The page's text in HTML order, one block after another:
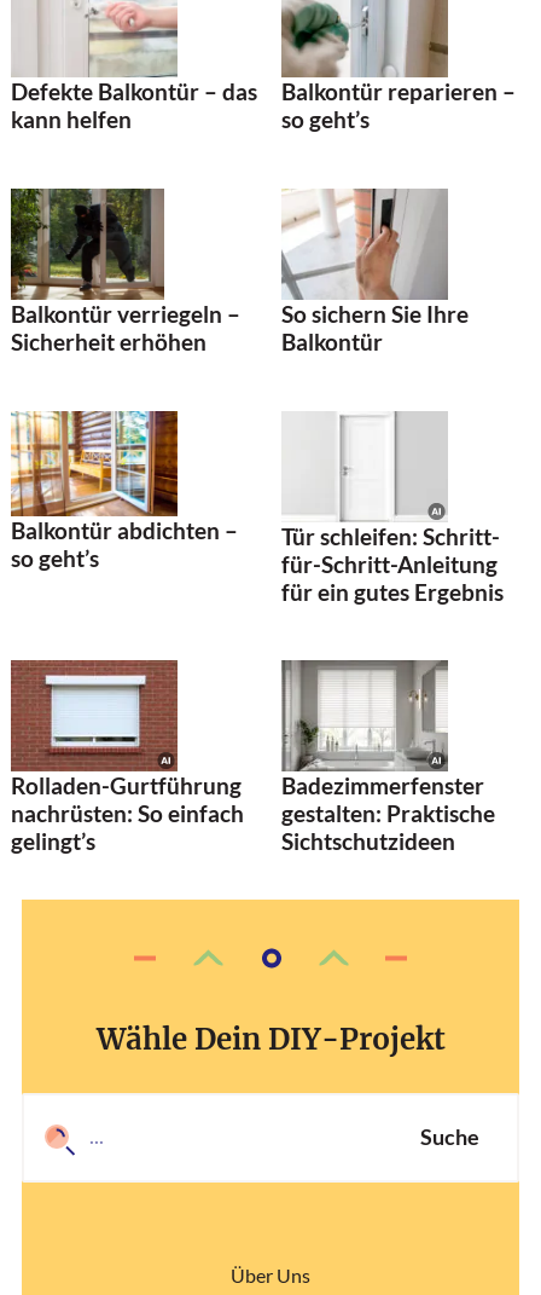
Defekte Balkontür – das
kann helfen
Balkontür reparieren –
so geht’s
Balkontür verriegeln –
Sicherheit erhöhen
So sichern Sie Ihre
Balkontür
Balkontür abdichten –
so geht’s
Tür schleifen: Schritt-
für-Schritt-Anleitung
für ein gutes Ergebnis
Rolladen-Gurtführung
nachrüsten: So einfach
gelingt’s
Badezimmerfenster
gestalten: Praktische
Sichtschutzideen
Wähle Dein DIY-Projekt
Suche
Über Uns